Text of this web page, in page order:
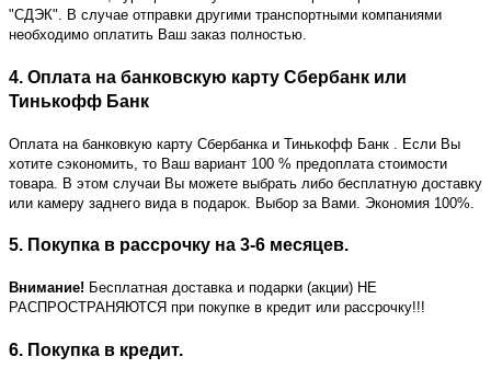
"СДЭК". В случае отправки другими транспортными компаниями
необходимо оплатить Ваш заказ полностью.
4. Оплата на банковскую карту Сбербанк или
Тинькофф Банк
Оплата на банковкую карту Сбербанка и Тинькофф Банк
. Если Вы
хотите сэкономить, то Ваш вариант 100 % предоплата стоимости
товара. В этом случаи Вы можете выбрать либо бесплатную доставку
или камеру заднего вида в подарок. Выбор за Вами. Экономия 100%.
5. Покупка в рассрочку на 3-6 месяцев.
Внимание! Бесплатная доставка и подарки (акции) НЕ
РАСПРОСТРАНЯЮТСЯ при покупке в кредит или рассрочку!!!
6. Покупка в кредит.